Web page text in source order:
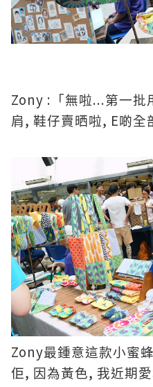
Zony : 「無啦...第一批
肩, 鞋仔賣晒啦, E啲全
Zony最鍾意這款小蜜
佢, 因為黃色, 我近期